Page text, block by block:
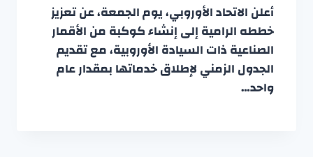
أعلن الاتحاد الأوروبي، يوم الجمعة، عن تعزيز
خططه الرامية إلى إنشاء كوكبة من الأقمار
الصناعية ذات السيادة الأوروبية، مع تقديم
الجدول الزمني لإطلاق خدماتها بمقدار عام
واحد…